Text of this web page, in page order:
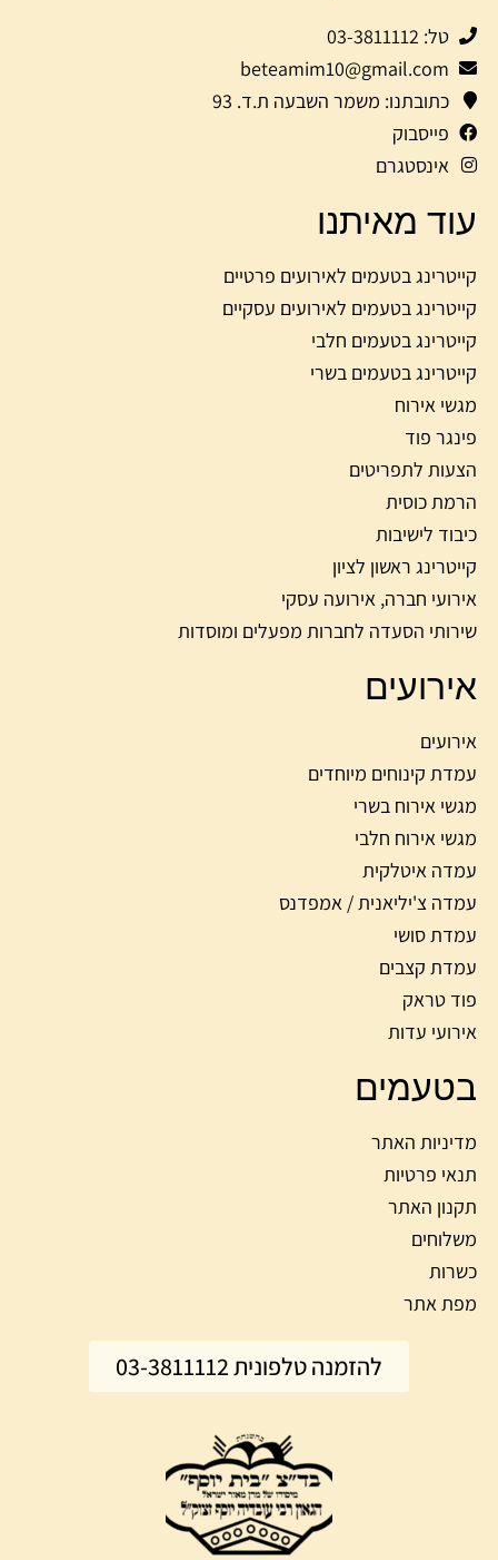
טל: 03-3811112
beteamim10@gmail.com
כתובתנו: משמר השבעה ת.ד. 93
פייסבוק
אינסטגרם
עוד מאיתנו
קייטרינג בטעמים לאירועים פרטיים
קייטרינג בטעמים לאירועים עסקיים
קייטרינג בטעמים חלבי
קייטרינג בטעמים בשרי
מגשי אירוח
פינגר פוד
הצעות לתפריטים
הרמת כוסית
כיבוד לישיבות
קייטרינג ראשון לציון
אירועי חברה, אירועה עסקי
שירותי הסעדה לחברות מפעלים ומוסדות
אירועים
אירועים
עמדת קינוחים מיוחדים
מגשי אירוח בשרי
מגשי אירוח חלבי
עמדה איטלקית
עמדה צ'יליאנית / אמפדנס
עמדת סושי
עמדת קצבים
פוד טראק
אירועי עדות
בטעמים
מדיניות האתר
תנאי פרטיות
תקנון האתר
משלוחים
כשרות
מפת אתר
להזמנה טלפונית 03-3811112